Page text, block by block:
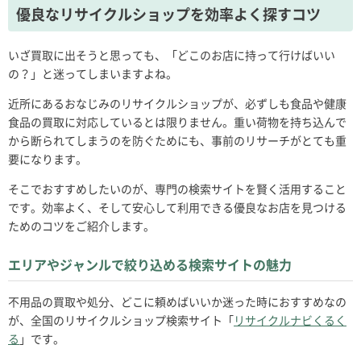
優良なリサイクルショップを効率よく探すコツ
いざ買取に出そうと思っても、「どこのお店に持って行けばいい
の？」と迷ってしまいますよね。
近所にあるおなじみのリサイクルショップが、必ずしも食品や健康
食品の買取に対応しているとは限りません。重い荷物を持ち込んで
から断られてしまうのを防ぐためにも、事前のリサーチがとても重
要になります。
そこでおすすめしたいのが、専門の検索サイトを賢く活用すること
です。効率よく、そして安心して利用できる優良なお店を見つける
ためのコツをご紹介します。
エリアやジャンルで絞り込める検索サイトの魅力
不用品の買取や処分、どこに頼めばいいか迷った時におすすめなの
が、全国のリサイクルショップ検索サイト「リサイクルナビくるく
る 」です。